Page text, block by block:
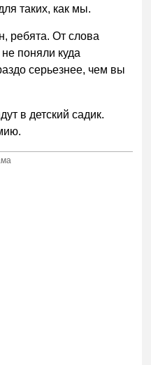
таких, как мы.
ребята. От слова
поняли куда
серьезнее, чем вы
в детский садик.